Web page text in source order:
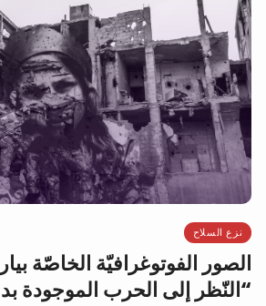
نزع السلاح
الصور الفوتوغرافيّة الخاصّة
“النّظر إلى الحرب الموجودة